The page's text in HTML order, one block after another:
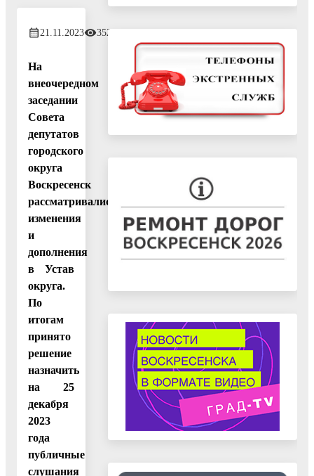
21.11.2023 352
На
внеочередном
заседании
Совета
депутатов
городского
округа
Воскресенск
рассматривались
изменения
и
дополнения
в Устав
округа.
По
итогам
принято
решение
назначить
на 25
декабря
2023
года
публичные
слушания